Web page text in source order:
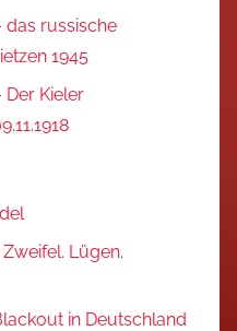
das russische
1945
Der Kieler
Lügen.
in Deutschland